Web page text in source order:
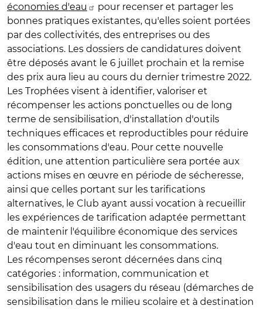
économies d'eau
pour recenser et partager les
bonnes pratiques existantes, qu'elles soient portées
par des collectivités, des entreprises ou des
associations. Les dossiers de candidatures doivent
être déposés avant le 6 juillet prochain et la remise
des prix aura lieu au cours du dernier trimestre 2022.
Les Trophées visent à identifier, valoriser et
récompenser les actions ponctuelles ou de long
terme de sensibilisation, d'installation d'outils
techniques efficaces et reproductibles pour réduire
les consommations d'eau. Pour cette nouvelle
édition, une attention particulière sera portée aux
actions mises en œuvre en période de sécheresse,
ainsi que celles portant sur les tarifications
alternatives, le Club ayant aussi vocation à recueillir
les expériences de tarification adaptée permettant
de maintenir l'équilibre économique des services
d'eau tout en diminuant les consommations.
Les récompenses seront décernées dans cinq
catégories : information, communication et
sensibilisation des usagers du réseau (démarches de
sensibilisation dans le milieu scolaire et à destination